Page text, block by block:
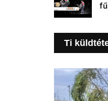
Ti